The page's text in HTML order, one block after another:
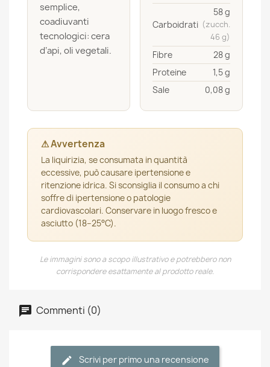
semplice,
coadiuvanti
tecnologici: cera
d’api, oli vegetali.
Carboidrati
58 g
(zucch.
46 g)
Fibre
28 g
Proteine
1,5 g
Sale
0,08 g
⚠ Avvertenza
La liquirizia, se consumata in quantità
eccessive, può causare ipertensione e
ritenzione idrica. Si sconsiglia il consumo a chi
soffre di ipertensione o patologie
cardiovascolari. Conservare in luogo fresco e
asciutto (18–25°C).
Le immagini sono a scopo illustrativo e potrebbero non
corrispondere esattamente al prodotto reale.
Commenti (0)
Scrivi per primo una recensione